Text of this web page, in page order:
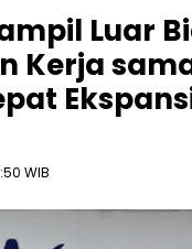
Luar
Kerja
WIB